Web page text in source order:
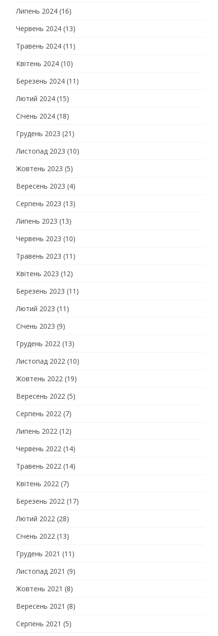
Липень 2024 (16)
Червень 2024 (13)
Травень 2024 (11)
Квітень 2024 (10)
Березень 2024 (11)
Лютий 2024 (15)
Січень 2024 (18)
Грудень 2023 (21)
Листопад 2023 (10)
Жовтень 2023 (5)
Вересень 2023 (4)
Серпень 2023 (13)
Липень 2023 (13)
Червень 2023 (10)
Травень 2023 (11)
Квітень 2023 (12)
Березень 2023 (11)
Лютий 2023 (11)
Січень 2023 (9)
Грудень 2022 (13)
Листопад 2022 (10)
Жовтень 2022 (19)
Вересень 2022 (5)
Серпень 2022 (7)
Липень 2022 (12)
Червень 2022 (14)
Травень 2022 (14)
Квітень 2022 (7)
Березень 2022 (17)
Лютий 2022 (28)
Січень 2022 (13)
Грудень 2021 (11)
Листопад 2021 (9)
Жовтень 2021 (8)
Вересень 2021 (8)
Серпень 2021 (5)